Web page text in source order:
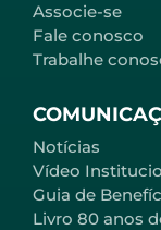
Associe-se
Fale conosco
Trabalhe
Notícias
Vídeo
Guia de
Livro 80 anos